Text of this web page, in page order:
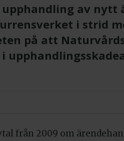
av nytt
i strid
på att
från 2009 om